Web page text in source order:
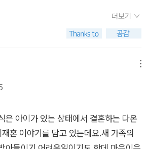
일어섰는데 하온이가 없어졌지 뭐예요?
것도 생각하지 못하고 하온이만 찾으러
기 아저씨와 민혁이가 생각납니다. 그리
전하게 하온이를 구할 수 있었어요아저씨
스터가 아니었던 거예요. 다운이는 그
다보고 엄마의 생각을 공감해 보기 시작
든 시간을 보내고 있었던 사실을 알게되
에 적응해가며 서로에 대한 마음을 다시
가정에서도 새로운 꿈과 사랑을 느끼고
면서 정작 자신의 사춘기 딸의 감정은 헤
온이는 엄마에게 서운함과 분노를 느끼
남동생은 엄마의 예비 남편을 좋아하고
이 마저 자기 아빠의 재혼을 찬성하는 상
대하는 다온이는 외로움을 느낍니다. 외
을 잃어버리는 사건이 발생하는데…이 사
족의 의미와 새로운 관계에 대해 깊이 생
더보기
은 아이가 있는 상태에서 결혼하는 다온
혼 이야기를 담고 있는데요.새 가족의